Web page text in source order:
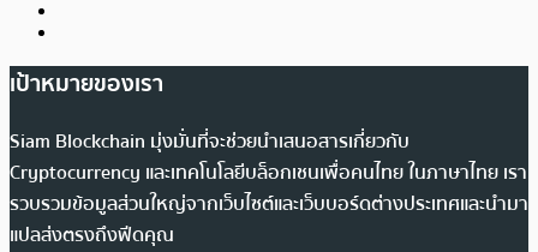
เป้าหมายของเรา
Siam Blockchain มุ่งมั่นที่จะช่วยนำเสนอสารเกี่ยวกับ
Cryptocurrency และเทคโนโลยีบล็อกเชนเพื่อคนไทย ในภาษาไทย เรา
รวบรวมข้อมูลส่วนใหญ่จากเว็บไซต์และเว็บบอร์ดต่างประเทศและนำมา
แปลส่งตรงถึงฟีดคุณ